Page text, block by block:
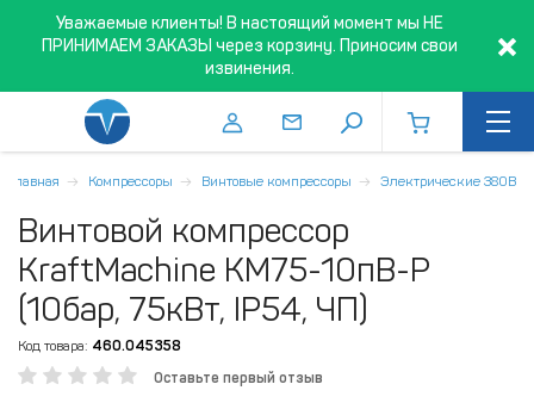
Уважаемые клиенты! В настоящий момент мы НЕ
ПРИНИМАЕМ ЗАКАЗЫ через корзину. Приносим свои
извинения.
Главная Компрессоры Винтовые компрессоры Электрические 380В
Винтовой компрессор
KraftMachine KM75-10пВ-Р
(10бар, 75кВт, IP54, ЧП)
Код товара: 460.045358
Оставьте первый отзыв